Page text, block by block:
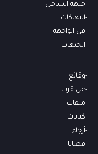
جبهة الساحل
انتهاكات
في الواجهة
الجبهات
وقائع
عن قرب
ملفات
كتابات
أرجاء
قضايا